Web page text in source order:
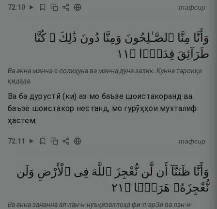
72:10 тафсир
وَأَنَّا مِنَّا ٱلصَّـٰلِحُونَ وَمِنَّا دُونَ ذَٰلِكَ ۖ كُنَّا
طَرَآئِقَ قِدَدًۭا ۝ ١١
Ва анна минна-с-солиҳуна ва минна дуна залик. Кунна тароиқа
қидада.
Ва ба дурустӣ (ки) аз мо баъзе шоистакоранд ва
баъзе шоистакор нестанд, мо гурӯҳҳои мухталиф
ҳастем.
72:11 тафсир
وَأَنَّا ظَنَنَّآ أَن لَّن نُّعْجِزَ ٱللَّهَ فِى ٱلْأَرْضِ وَلَن
نُّعْجِزَهُۥ هَرَبًۭا ۝ ١٢
Ва анна зананна ал лан-н-нуъҷизаллоҳа фи-л-арЗи ва лан-н-